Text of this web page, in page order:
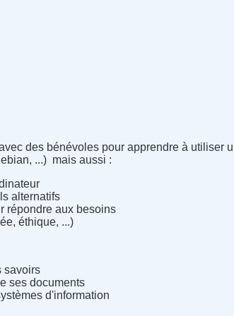
des bénévoles pour apprendre à utiliser
...) mais aussi :
alternatifs
répondre aux besoins
éthique, ...)
savoirs
ses documents
d'information